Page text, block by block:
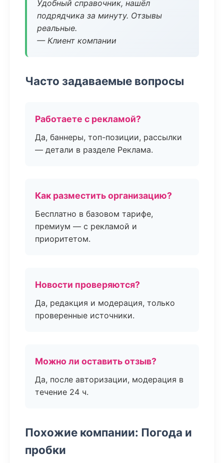
Удобный справочник, нашёл
подрядчика за минуту. Отзывы
реальные.
— Клиент компании
Часто задаваемые вопросы
Работаете с рекламой?
Да, баннеры, топ-позиции, рассылки
— детали в разделе Реклама.
Как разместить организацию?
Бесплатно в базовом тарифе,
премиум — с рекламой и
приоритетом.
Новости проверяются?
Да, редакция и модерация, только
проверенные источники.
Можно ли оставить отзыв?
Да, после авторизации, модерация в
течение 24 ч.
Похожие компании: Погода и
пробки